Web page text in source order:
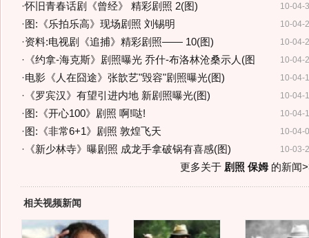
10-04-
·怀旧青春话剧《曾经》 精彩剧照 2(图)
10-04-
· 图:《乐拍乐高》现场剧照 刘锡明
10-04-
·资料:电视剧《追捕》精彩剧照—— 10(图)
10-04-
· 《约拿-海克斯》剧照曝光 乔什-布洛林沧桑示人(图
10-04-
·电影《人在囧途》张歆艺"毁容"剧照曝光(图)
10-04-
· 《罗宾汉》有望引进内地 新剧照曝光(图)
10-04-
· 图:《开心100》剧照 啊!哒!
10-04-
· 图:《非常6+1》剧照 敦煌飞天
10-03-
· 《新少林寺》曝剧照 成龙手拿破锅有喜感(图)
更多关于 剧照 保姆的新闻
相关视频新闻